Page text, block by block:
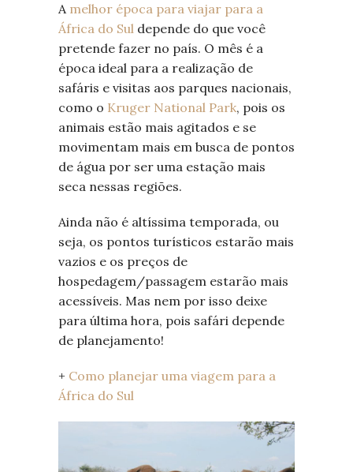
A melhor época para viajar para a
África do Sul depende do que você
pretende fazer no país. O mês é a
época ideal para a realização de
safáris e visitas aos parques nacionais,
como o Kruger National Park, pois os
animais estão mais agitados e se
movimentam mais em busca de pontos
de água por ser uma estação mais
seca nessas regiões.
Ainda não é altíssima temporada, ou
seja, os pontos turísticos estarão mais
vazios e os preços de
hospedagem/passagem estarão mais
acessíveis. Mas nem por isso deixe
para última hora, pois safári depende
de planejamento!
+ Como planejar uma viagem para a
África do Sul